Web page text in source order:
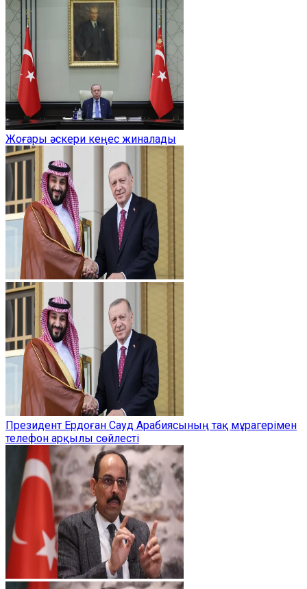
Жоғары әскери кеңес жиналады
Президент Ердоған Сауд Арабиясының тақ мұрагерімен
телефон арқылы сөйлесті